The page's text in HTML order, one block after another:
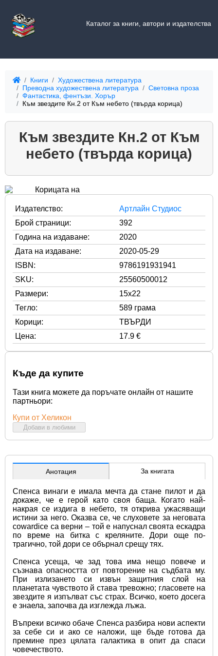
Каталог за книги, автори и издателства
Книги
Художествена литература
Преводна художествена литература
Световна проза
Фантастика, фентъзи. Хорър
Към звездите Кн.2 от Към небето (твърда корица)
Към звездите Кн.2 от Към
небето (твърда корица)
Издателство:
Артлайн Студиос
Брой страници:
392
Година на издаване:
2020
Дата на издаване:
2020-05-29
ISBN:
9786191931941
SKU:
25560500012
Размери:
15x22
Тегло:
589 грама
Корици:
ТВЪРДИ
Цена:
17.9 €
Къде да купите
Тази книга можете да поръчате онлайн от нашите
партньори:
Купи от Хеликон
Добави в любими
Анотация За книгата
Спенса винаги е имала мечта да стане пилот и да
докаже, че е герой като своя баща. Когато най-
накрая се издига в небето, тя открива ужасяващи
истини за него. Оказва се, че слуховете за неговата
cowardice са верни – той е напуснал своята ескадра
по време на битка с креляните. Дори още по-
трагично, той дори се обърнал срещу тях.
Спенса усеща, че зад това има нещо повече и
съзнава опасността от повторение на съдбата му.
При излизането си извън защитния слой на
планетата чувството й става тревожно; гласовете на
звездите я изпълват със страх. Всичко, което досега
е знаела, започва да изглежда лъжа.
Въпреки всичко обаче Спенса разбира нови аспекти
за себе си и ако се наложи, ще бъде готова да
премине през цялата галактика в опит да спаси
човечеството.